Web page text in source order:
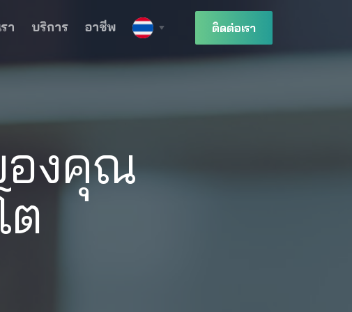
ติดต่อเรา
า บริการ อาชีพ
องคุณ
ต